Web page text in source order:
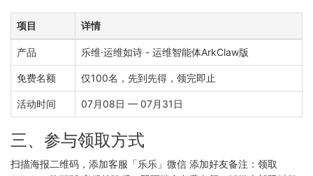
项目 详情
产品 乐维·运维如诗 - 运维智能体ArkClaw版
免费名额 仅100名，先到先得，领完即止
活动时间 07月08日 — 07月31日
三、参与领取方式
扫描海报二维码，添加客服「乐乐」微信 添加好友备注：领取